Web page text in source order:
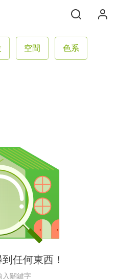
空間 色系
任何東西！
入關鍵字